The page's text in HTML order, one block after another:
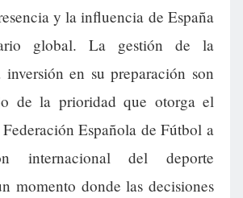
y la influencia de España
global. La gestión de la
en su preparación son
de la prioridad que otorga el
Española de Fútbol a
internacional del deporte
momento donde las decisiones